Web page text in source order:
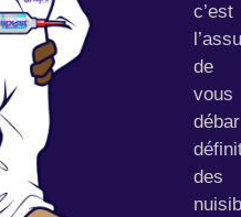
c’est
de
vous
des